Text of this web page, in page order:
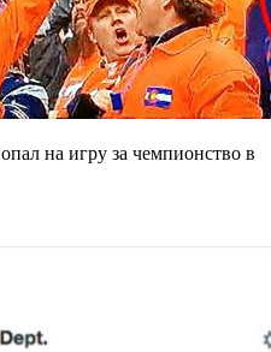
на игру за чемпионство в